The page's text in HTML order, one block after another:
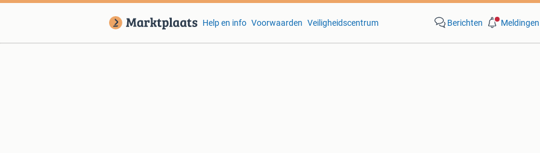
Help en info Voorwaarden Veiligheidscentrum Berichten Meldingen